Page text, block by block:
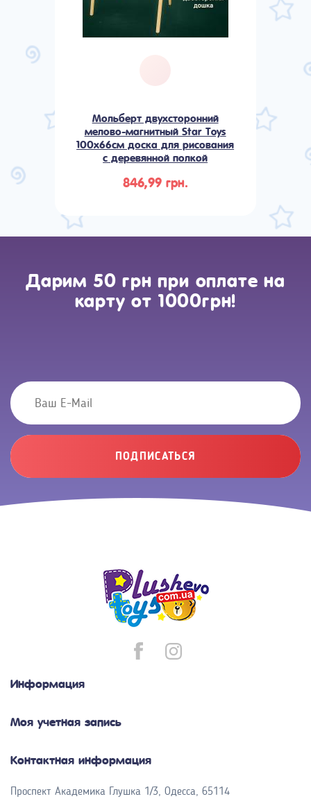
Мольберт двухсторонний
мелово-магнитный Star Toys
100x66см доска для рисования
с деревянной полкой
846,99 грн.
Дарим 50 грн при оплате на
карту от 1000грн!
ПОДПИСАТЬСЯ
Информация
Моя учетная запись
Контактная информация
Проспект Академика Глушка 1/3, Одесса, 65114